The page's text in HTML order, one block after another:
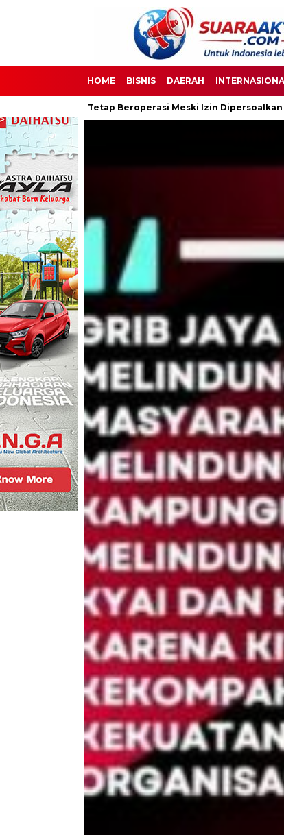
HOME BISNIS DAERAH
Meski Izin Dipersoalkan Ketua DPC PPWI